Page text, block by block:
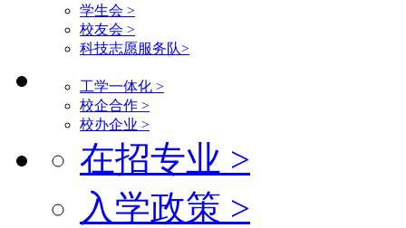
学生会 >
校友会 >
科技志愿服务队>
工学一体化 >
校企合作 >
校办企业 >
在招专业 >
入学政策 >